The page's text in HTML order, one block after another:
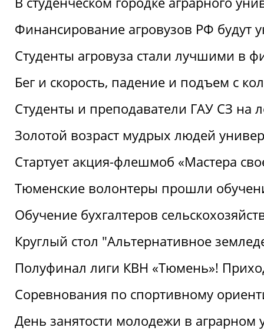
Финансирование агровузов РФ будут
Студенты агровуза стали лучшими в
Бег и скорость, падение и подъем с
Студенты и преподаватели ГАУ СЗ
Золотой возраст мудрых людей
Стартует акция-флешмоб «Мастера
Тюменские волонтеры прошли
Обучение бухгалтеров
Круглый стол "Альтернативное
Полуфинал лиги КВН «Тюмень»!
Соревнования по спортивному
День занятости молодежи в аграрном